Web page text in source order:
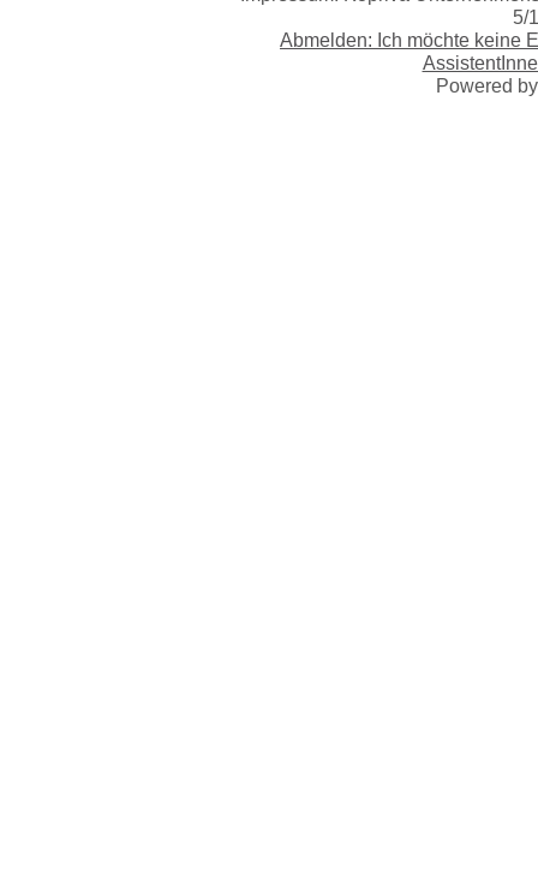
5/
Abmelden: Ich möchte keine
Powered